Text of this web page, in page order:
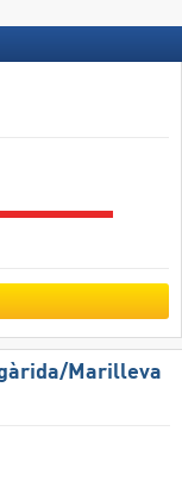
​Marilleva